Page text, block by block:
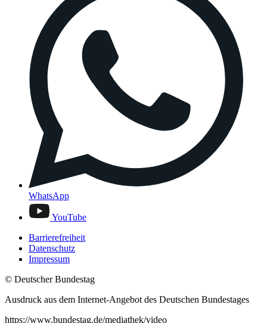
WhatsApp
YouTube
Barrierefreiheit
Datenschutz
Impressum
© Deutscher Bundestag
Ausdruck aus dem Internet-Angebot des Deutschen Bundestages
https://www.bundestag.de/mediathek/video